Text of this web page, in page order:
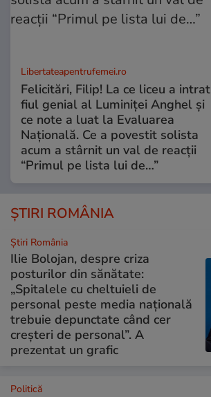
Libertateapentrufemei.ro
Felicitări, Filip! La ce liceu a intrat
fiul genial al Luminiței Anghel și
ce note a luat la Evaluarea
Națională. Ce a povestit solista
acum a stârnit un val de reacții
“Primul pe lista lui de…”
ȘTIRI ROMÂNIA
Știri România
Ilie Bolojan, despre criza
posturilor din sănătate:
„Spitalele cu cheltuieli de
personal peste media națională
trebuie depunctate când cer
creșteri de personal”. A
prezentat un grafic
Politică